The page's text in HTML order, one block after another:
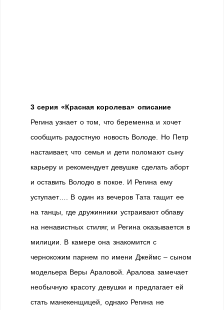
3 серия «Красная королева» описание
Регина узнает о том, что беременна и хочет
сообщить радостную новость Володе. Но Петр
настаивает, что семья и дети поломают сыну
карьеру и рекомендует девушке сделать аборт
и оставить Володю в покое. И Регина ему
уступает…. В один из вечеров Тата тащит ее
на танцы, где дружинники устраивают облаву
на ненавистных стиляг, и Регина оказывается в
милиции. В камере она знакомится с
чернокожим парнем по имени Джеймс – сыном
модельера Веры Араловой. Аралова замечает
необычную красоту девушки и предлагает ей
стать манекенщицей, однако Регина не